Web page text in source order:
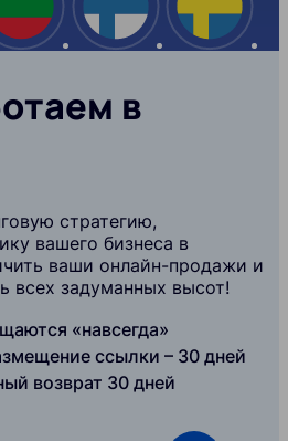
Болгария Финляндия
в
стратегию,
вашего бизнеса в
ваши онлайн-продажи и
всех задуманных высот!
«навсегда»
ссылки – 30 дней
возврат 30 дней